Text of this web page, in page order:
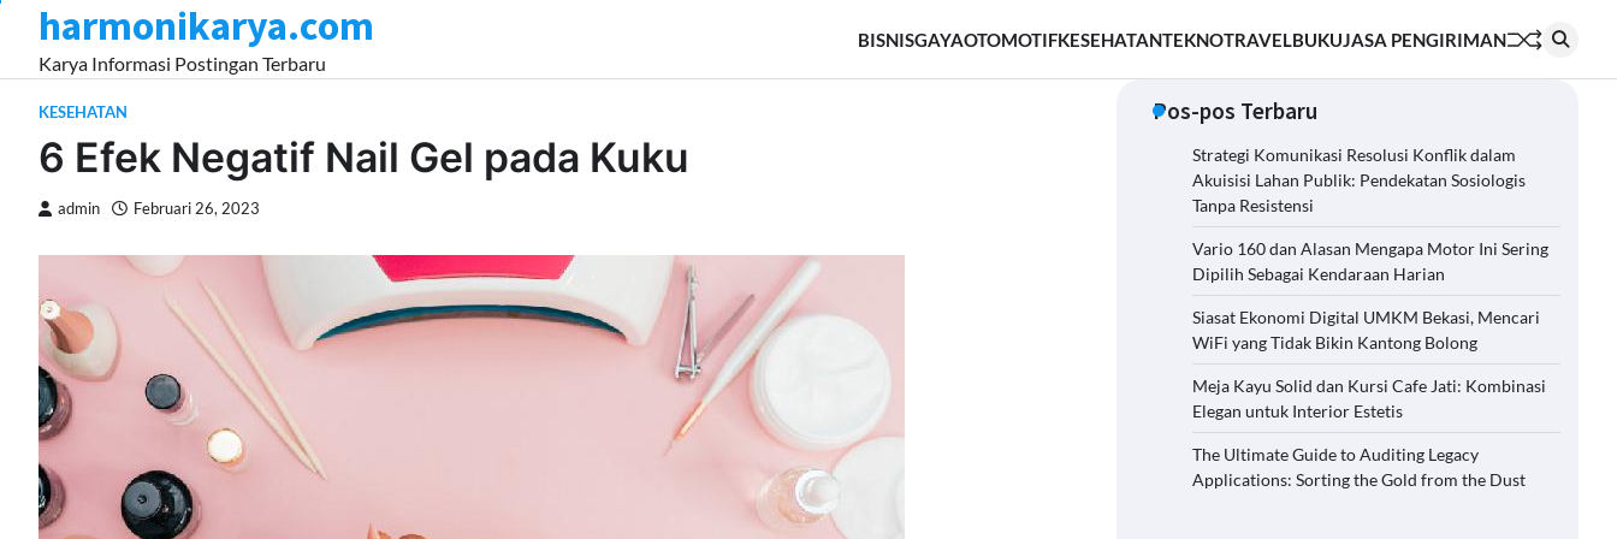
content
harmonikarya.com
Karya Informasi Postingan Terbaru
BISNISGAYAOTOMOTIFKESEHATANTEKNOTRAVEL BUKU JASA PENGIRIMAN
KESEHATAN
6 Efek Negatif Nail Gel pada Kuku
admin Februari 26, 2023
Pos-pos Terbaru
Strategi Komunikasi Resolusi Konflik dalam
Akuisisi Lahan Publik: Pendekatan Sosiologis
Tanpa Resistensi
Vario 160 dan Alasan Mengapa Motor Ini Sering
Dipilih Sebagai Kendaraan Harian
Siasat Ekonomi Digital UMKM Bekasi, Mencari
WiFi yang Tidak Bikin Kantong Bolong
Meja Kayu Solid dan Kursi Cafe Jati: Kombinasi
Elegan untuk Interior Estetis
The Ultimate Guide to Auditing Legacy
Applications: Sorting the Gold from the Dust